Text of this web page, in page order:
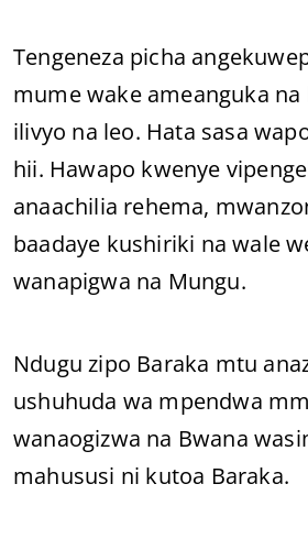
Tengeneza picha
mume wake ameanguka
ilivyo na leo. Hata sasa
hii. Hawapo kwenye
anaachilia rehema,
baadaye kushiriki na wale
wanapigwa na Mungu.
Ndugu zipo Baraka mtu
ushuhuda wa mpendwa
wanaogizwa na Bwana
mahususi ni kutoa Baraka.